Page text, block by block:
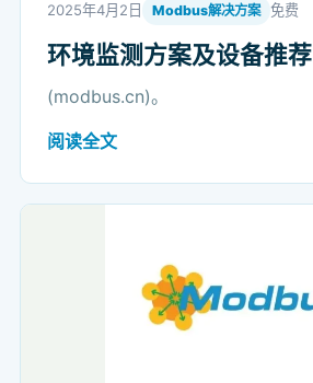
2025年4月2日 Modbus解决方案 免费
环境监测方案及设备推荐
(modbus.cn)。
阅读全文